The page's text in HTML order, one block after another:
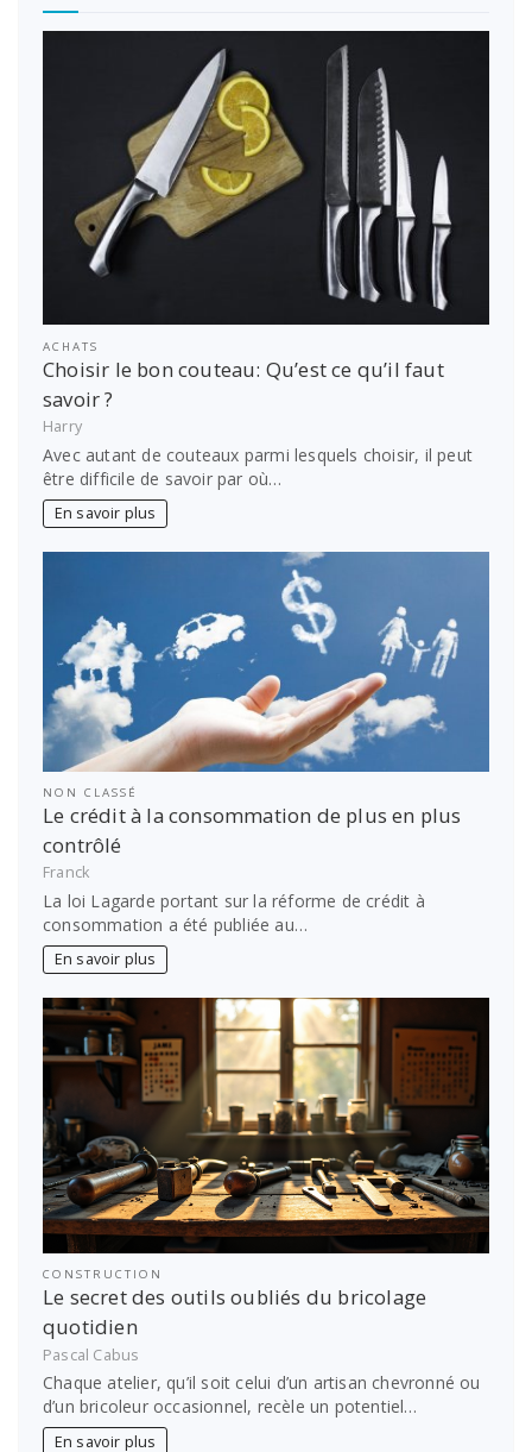
ACHATS
Choisir le bon couteau: Qu’est ce qu’il faut
savoir ?
Harry
Avec autant de couteaux parmi lesquels choisir, il peut
être difficile de savoir par où…
En savoir plus
NON CLASSÉ
Le crédit à la consommation de plus en plus
contrôlé
Franck
La loi Lagarde portant sur la réforme de crédit à
consommation a été publiée au…
En savoir plus
CONSTRUCTION
Le secret des outils oubliés du bricolage
quotidien
Pascal Cabus
Chaque atelier, qu’il soit celui d’un artisan chevronné ou
d’un bricoleur occasionnel, recèle un potentiel…
En savoir plus